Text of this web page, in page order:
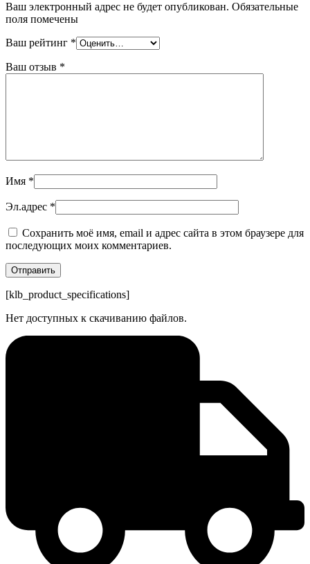
Ваш электронный адрес не будет опубликован. Обязательные
поля помечены
Ваш рейтинг *
Ваш отзыв *
Имя *
Эл.адрес *
Сохранить моё имя, email и адрес сайта в этом браузере для
последующих моих комментариев.
[klb_product_specifications]
Нет доступных к скачиванию файлов.